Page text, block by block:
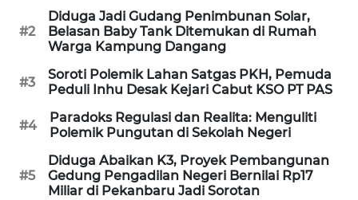
#2
Diduga Jadi Gudang Penimbunan Solar,
Belasan Baby Tank Ditemukan di Rumah
Warga Kampung Dangang
#3
Soroti Polemik Lahan Satgas PKH, Pemuda
Peduli Inhu Desak Kejari Cabut KSO PT PAS
#4
Paradoks Regulasi dan Realita: Menguliti
Polemik Pungutan di Sekolah Negeri
#5
Diduga Abaikan K3, Proyek Pembangunan
Gedung Pengadilan Negeri Bernilai Rp17
Miliar di Pekanbaru Jadi Sorotan
WN
SULTENG
WN
SULBAR
WN
BABEL